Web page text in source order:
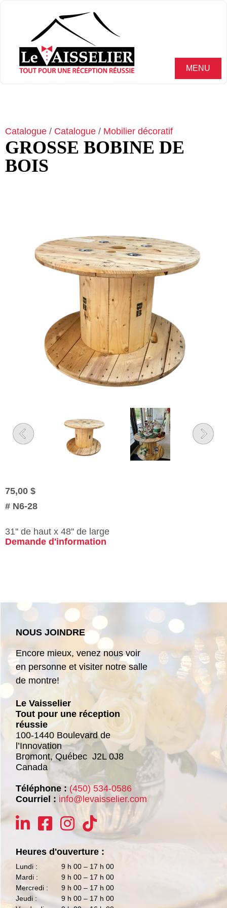
MENU
Catalogue / Catalogue / Mobilier décoratif
GROSSE BOBINE DE
BOIS
75,00 $
# N6-28
31'' de haut x 48'' de large
Demande d'information
NOUS JOINDRE
Encore mieux, venez nous voir
en personne et visiter notre salle
de montre!
Le Vaisselier
Tout pour une réception
réussie
100-1440 Boulevard de
l’Innovation
Bromont,Québec J2L 0J8
Canada
Téléphone : (450) 534-0586
Courriel : info@levaisselier.com
Heures d'ouverture :
Lundi :
Mardi :
Mercredi :
Jeudi :
9 h 00 – 17 h 00
9 h 00 – 17 h 00
9 h 00 – 17 h 00
9 h 00 – 17 h 00